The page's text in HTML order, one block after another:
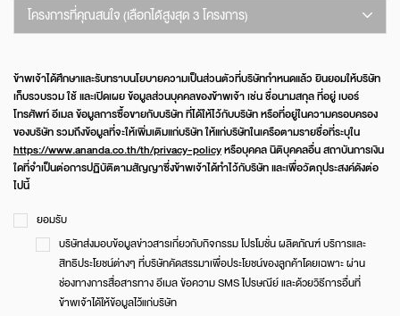
โครงการที่คุณสนใจ (เลือกได้สูงสุด 3 โครงการ)
แอริ แจ้งวัฒนะ
แอริ พระราม 2
อันดา ราชพฤกษ์-แจ้งวัฒนะ
เอโทล บาหลี บีช (มอเตอร์เวย์–ลาดกระบัง)
ข้าพเจ้าได้ศึกษาและรับทราบนโยบายความเป็นส่วนตัวที่บริษัทกำหนดแล้ว ยินยอมให้บริษัท
เก็บรวบรวม ใช้ และเปิดเผย ข้อมูลส่วนบุคคลของข้าพเจ้า เช่น ชื่อนามสกุล ที่อยู่ เบอร์
โทรศัพท์ อีเมล ข้อมูลการซื้อขายกับบริษัท ที่ได้ให้ไว้กับบริษัท หรือที่อยู่ในความครอบครอง
ของบริษัท รวมถึงข้อมูลที่จะให้เพิ่มเติมแก่บริษัท ให้แก่บริษัทในเครือตามรายชื่อที่ระบุใน
https://www.ananda.co.th/th/privacy-policyหรือบุคคล นิติบุคคลอื่น สถาบันการเงิน
ใดที่จำเป็นต่อการปฏิบัติตามสัญญาซึ่งข้าพเจ้าได้ทำไว้กับริษัท และเพื่อวัตถุประสงค์ดังต่อ
ไปนี้
ยอมรับ
บริษัทส่งมอบข้อมูลข่าวสารเกี่ยวกับกิจกรรม โปรโมชั่น ผลิตภัณฑ์ บริการและ
สิทธิประโยชน์ต่างๆ ที่บริษัทคัดสรรมาเพื่อประโยชน์ของลูกค้าโดยเฉพาะ ผ่าน
ช่องทางการสื่อสารทาง อีเมล ข้อความ SMS ไปรษณีย์ และด้วยวิธีการอื่นที่
ข้าพเจ้าได้ให้ข้อมูลไว้แก่บริษัท